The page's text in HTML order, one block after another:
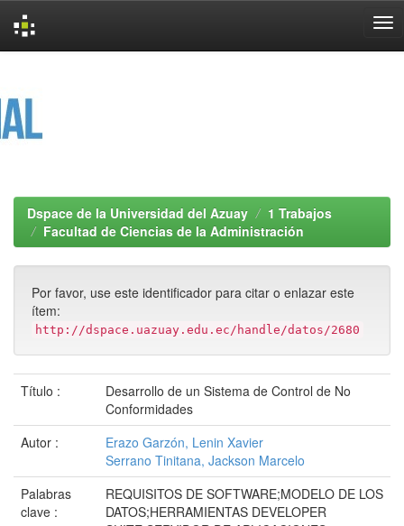
Dspace de la Universidad del Azuay
1 Trabajos
Facultad de Ciencias de la Administración
Por favor, use este identificador para citar o enlazar este
ítem:
http://dspace.uazuay.edu.ec/handle/datos/2680
Título :
Desarrollo de un Sistema de Control de No
Conformidades
Autor :
Erazo Garzón, Lenin Xavier
Serrano Tinitana, Jackson Marcelo
Palabras
clave :
REQUISITOS DE SOFTWARE;MODELO DE LOS
DATOS;HERRAMIENTAS DEVELOPER